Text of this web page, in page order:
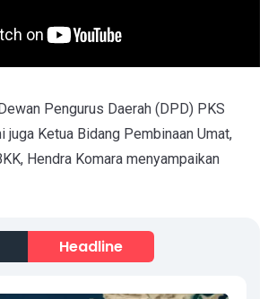
Pengurus Daerah (DPD) PKS
juga Ketua Bidang Pembinaan Umat,
Hendra Komaramenyampaikan
Headline